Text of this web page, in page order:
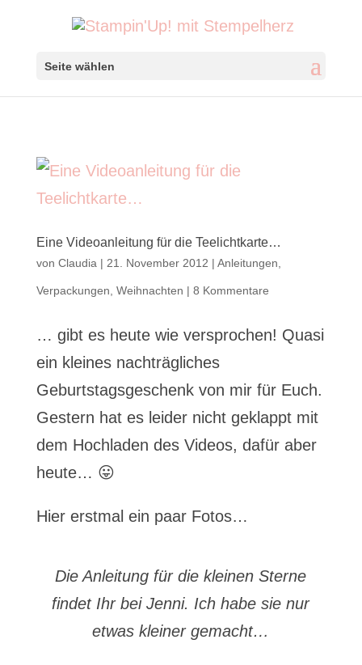
Seite wählen
Eine Videoanleitung für die Teelichtkarte…
von Claudia | 21. November 2012 | Anleitungen
Verpackungen Weihnachten | 8 Kommentare
… gibt es heute wie versprochen! Quasi
ein kleines nachträgliches
Geburtstagsgeschenk von mir für Euch.
Gestern hat es leider nicht geklappt mit
dem Hochladen des Videos, dafür aber
heute… 😛
Hier erstmal ein paar Fotos…
Die Anleitung für die kleinen Sterne
findet Ihr bei Jenni. Ich habe sie nur
etwas kleiner gemacht…